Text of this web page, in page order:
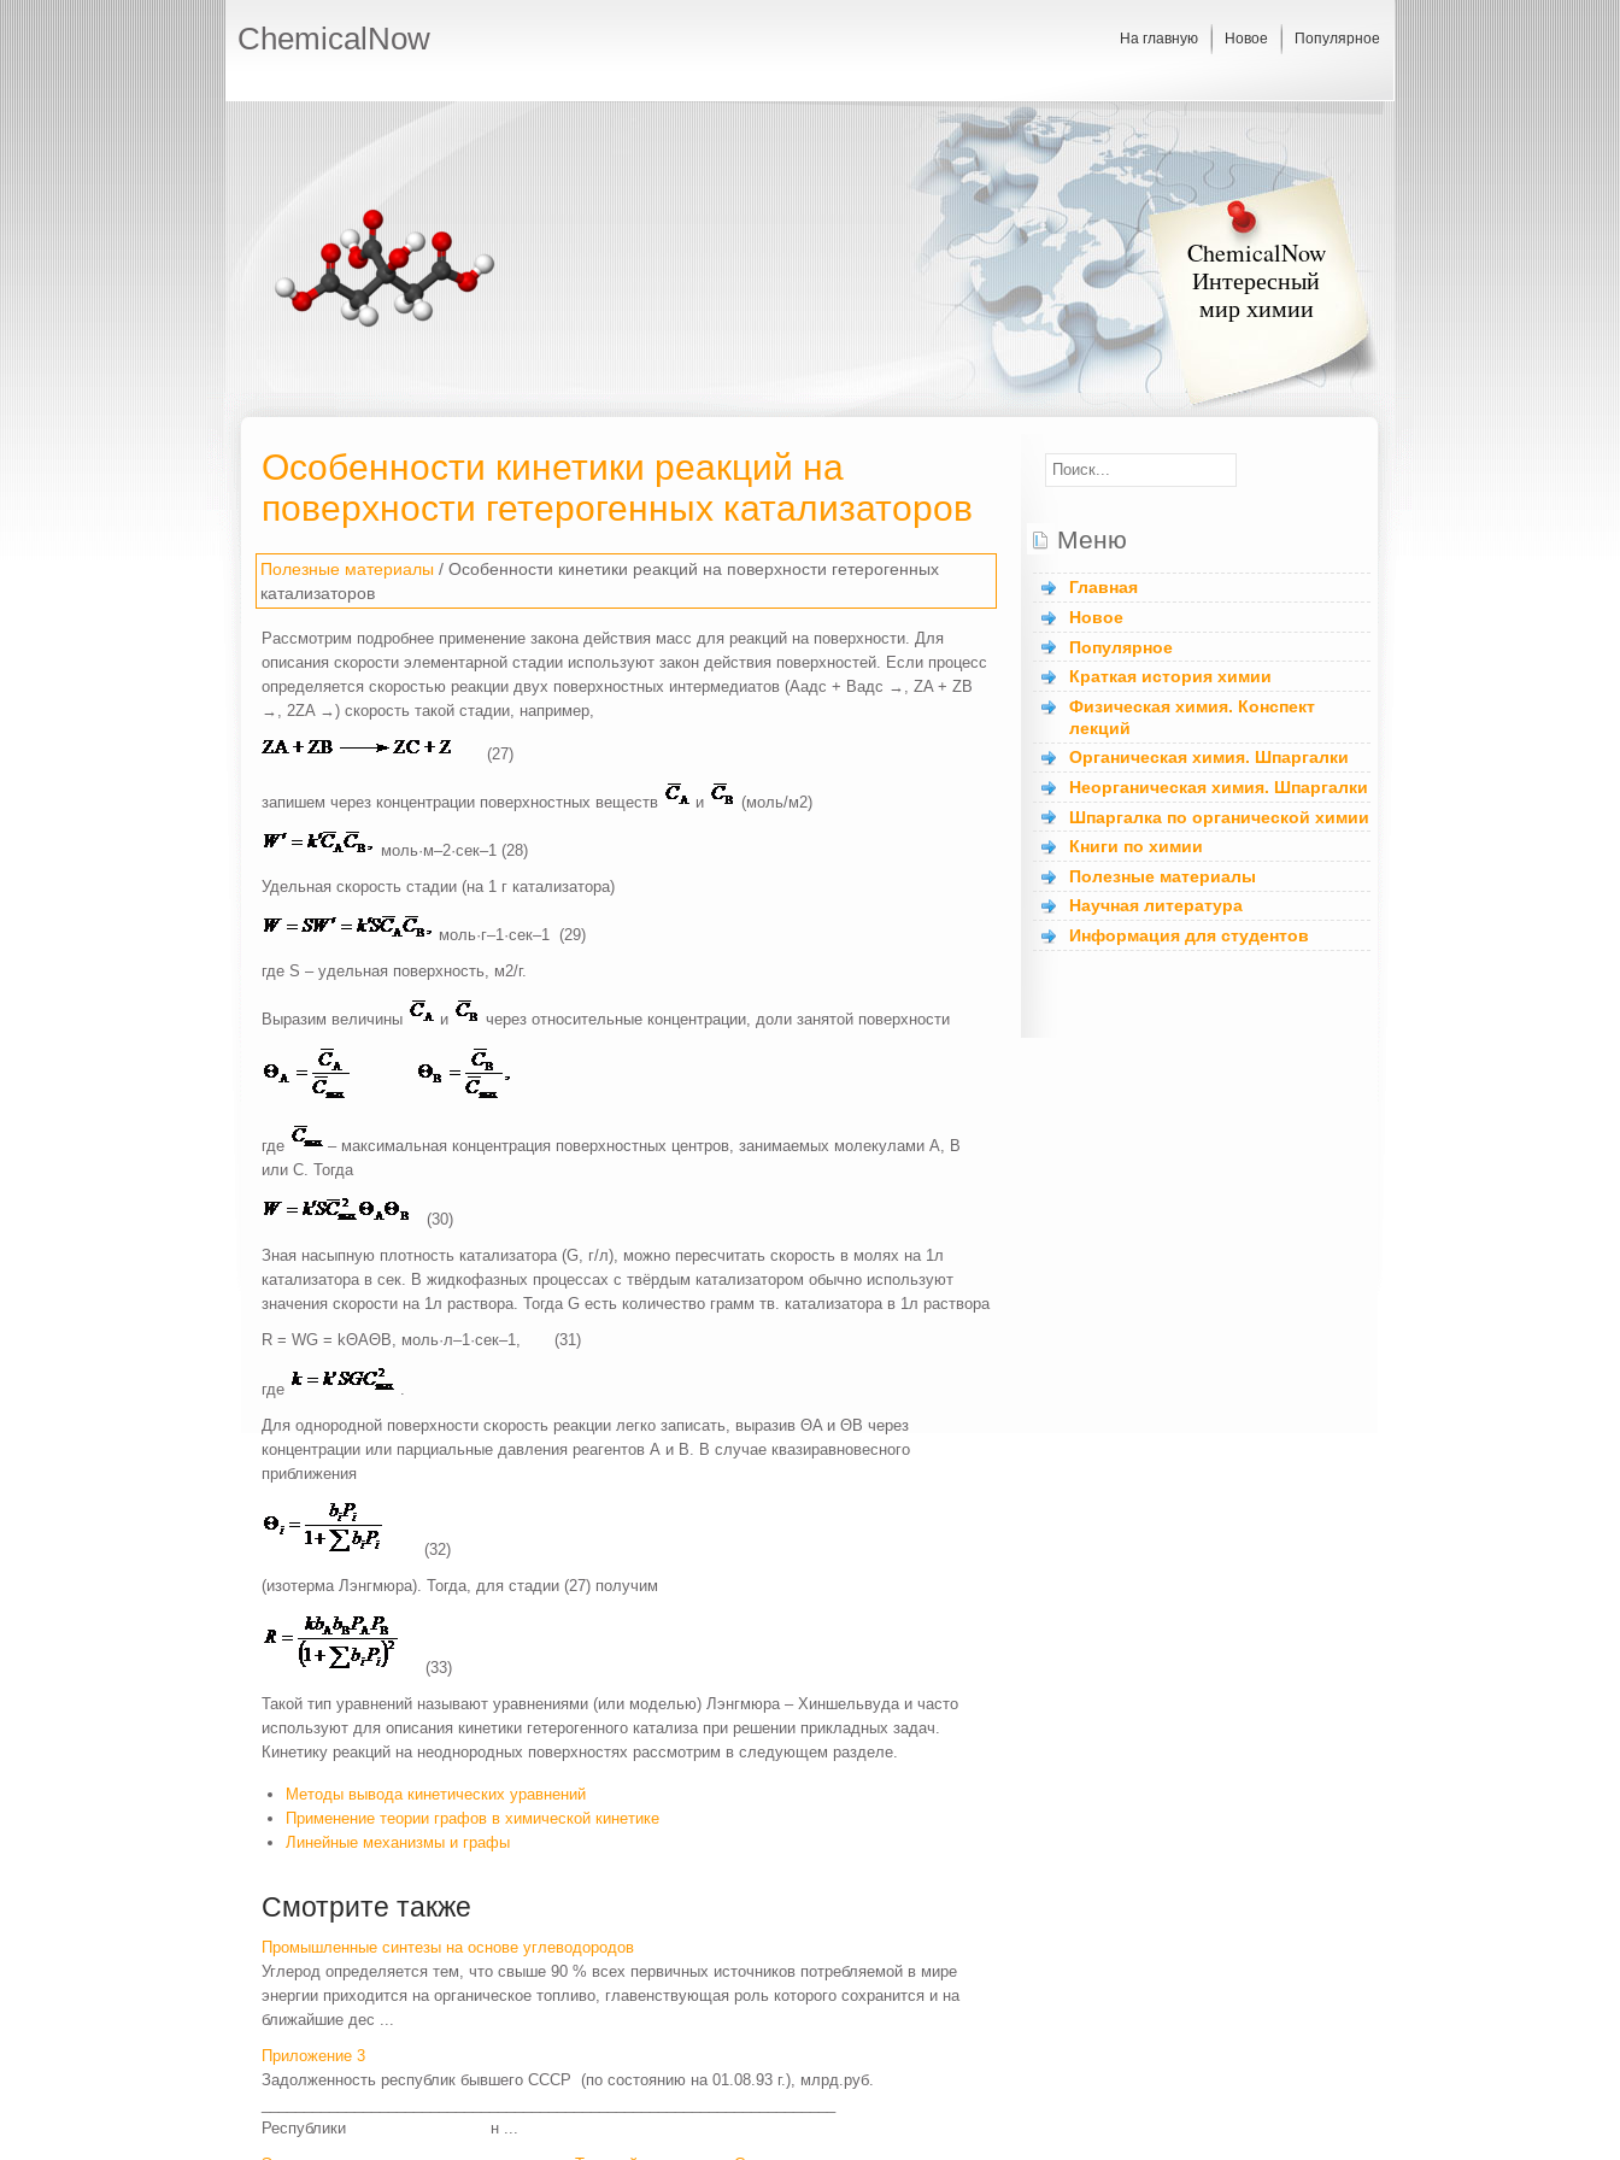
ChemicalNow На главную Новое Популярное
ChemicalNow
Интересный
мир химии
Особенности кинетики реакций на
поверхности гетерогенных катализаторов
Полезные материалы / Особенности кинетики реакций на поверхности гетерогенных
катализаторов
Рассмотрим подробнее применение закона действия масс для реакций на поверхности. Для
описания скорости элементарной стадии используют закон действия поверхностей. Если процесс
определяется скоростью реакции двух поверхностных интермедиатов (Аадс + Вадс →, ZA + ZB
→, 2ZA →) скорость такой стадии, например,
(27)
запишем через концентрации поверхностных веществ и (моль/м2)
моль·м–2·сек–1 (28)
Удельная скорость стадии (на 1 г катализатора)
моль·г–1·сек–1 (29)
где S – удельная поверхность, м2/г.
Выразим величины и через относительные концентрации, доли занятой поверхности
где
– максимальная концентрация поверхностных центров, занимаемых молекулами А, В
или С. Тогда
(30)
Зная насыпную плотность катализатора (G, г/л), можно пересчитать скорость в молях на 1л
катализатора в сек. В жидкофазных процессах с твёрдым катализатором обычно используют
значения скорости на 1л раствора. Тогда G есть количество грамм тв. катализатора в 1л раствора
R = WG = kΘAΘB, моль·л–1·сек–1, (31)
где
.
Для однородной поверхности скорость реакции легко записать, выразив ΘA и ΘB через
концентрации или парциальные давления реагентов А и В. В случае квазиравновесного
приближения
(32)
(изотерма Лэнгмюра). Тогда, для стадии (27) получим
(33)
Такой тип уравнений называют уравнениями (или моделью) Лэнгмюра – Хиншельвуда и часто
используют для описания кинетики гетерогенного катализа при решении прикладных задач.
Кинетику реакций на неоднородных поверхностях рассмотрим в следующем разделе.
Методы вывода кинетических уравнений
Применение теории графов в химической кинетике
Линейные механизмы и графы
Смотрите также
Промышленные синтезы на основе углеводородов
Углерод определяется тем, что свыше 90 % всех первичных источников потребляемой в мире
энергии приходится на органическое топливо, главенствующая роль которого сохранится и на
ближайшие дес ...
Приложение 3
Задолженность республик бывшего СССР (по состоянию на 01.08.93 г.), млрд.руб.
Республики н ...
Меню
Главная
Новое
Популярное
Краткая история химии
Физическая химия. Конспект
лекций
Органическая химия. Шпаргалки
Неорганическая химия. Шпаргалки
Шпаргалка по органической химии
Книги по химии
Полезные материалы
Научная литература
Информация для студентов